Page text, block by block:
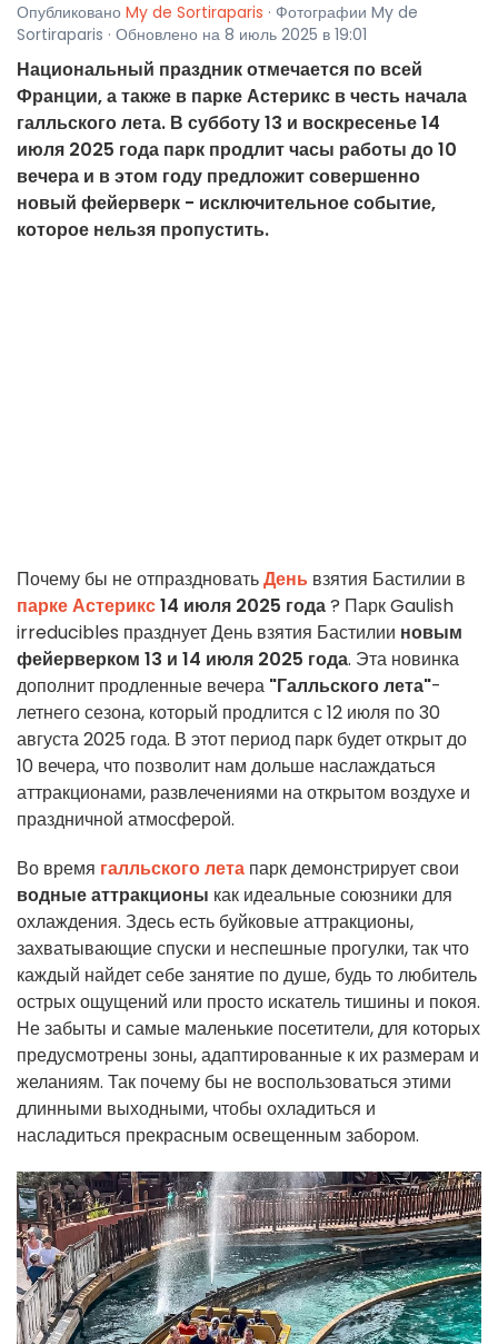
Опубликовано My de Sortiraparis · Фотографии My de
Sortiraparis · Обновлено на 8 июль 2025 в 19:01
Национальный праздник отмечается по всей
Франции, а также в парке Астерикс в честь начала
галльского лета. В субботу 13 и воскресенье 14
июля 2025 года парк продлит часы работы до 10
вечера и в этом году предложит совершенно
новый фейерверк - исключительное событие,
которое нельзя пропустить.
Почему бы не отпраздноватьДень взятия Бастилии в
парке Астерикс14 июля 2025 года? Парк Gaulish
irreducibles празднует День взятия Бастилии новым
фейерверком 13 и 14 июля 2025 года. Эта новинка
дополнит продленные вечера "Галльского лета"-
летнего сезона, который продлится с 12 июля по 30
августа 2025 года. В этот период парк будет открыт до
10 вечера, что позволит нам дольше наслаждаться
аттракционами, развлечениями на открытом воздухе и
праздничной атмосферой.
Во время галльского лета парк демонстрирует свои
водные аттракционы как идеальные союзники для
охлаждения. Здесь есть буйковые аттракционы,
захватывающие спуски и неспешные прогулки, так что
каждый найдет себе занятие по душе, будь то любитель
острых ощущений или просто искатель тишины и покоя.
Не забыты и самые маленькие посетители, для которых
предусмотрены зоны, адаптированные к их размерам и
желаниям. Так почему бы не воспользоваться этими
длинными выходными, чтобы охладиться и
насладиться прекрасным освещенным забором.